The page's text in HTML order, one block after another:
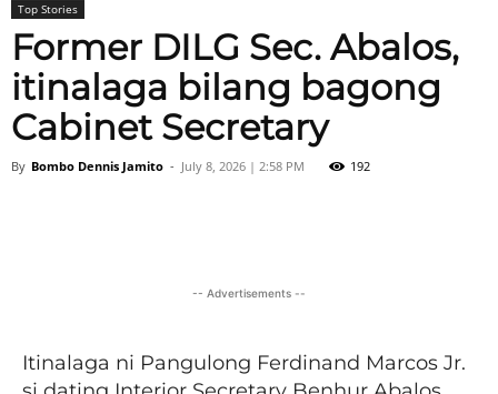
Top Stories
Former DILG Sec. Abalos,
itinalaga bilang bagong
Cabinet Secretary
By Bombo Dennis Jamito - July 8, 2026 | 2:58 PM 192
-- Advertisements --
Itinalaga ni Pangulong Ferdinand Marcos Jr.